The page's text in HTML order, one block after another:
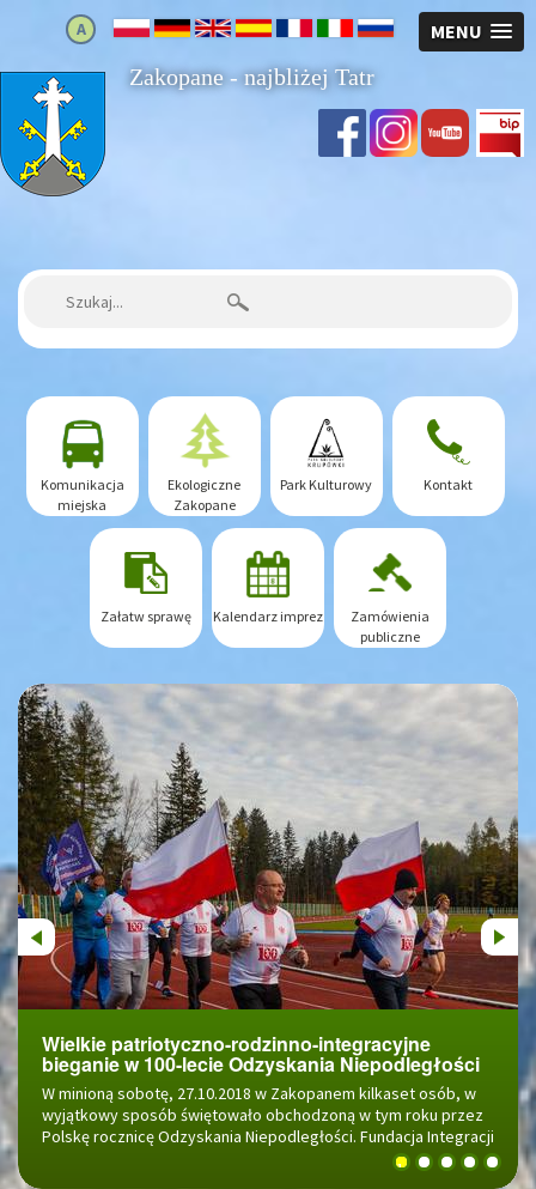
MENU
A
Strona główna Zakopane - najbliżej Tatr
Szukaj:
Komunikacja
miejska
Ekologiczne
Zakopane
Park Kulturowy Kontakt
Załatw sprawę Kalendarz imprez
Zamówienia
publiczne
Wielkie patriotyczno-rodzinno-integracyjne
bieganie w 100-lecie Odzyskania Niepodległości
W minioną sobotę, 27.10.2018 w Zakopanem kilkaset osób, w
wyjątkowy sposób świętowało obchodzoną w tym roku przez
Polskę rocznicę Odzyskania Niepodległości. Fundacja Integracji
Przez Sport Handicap Zakopane i Miejski Ośrodek Sportu i
Uroczyste obchody 100-lecia odzyskania
Niepodległości
Rozpoczynamy 31 października 2018 o godz. 11.00
uroczystościami przy Kwaterze Legionowej na Nowym
Cmentarzu przy ul. Nowotarskiej.
Previous Next
1 2 3 4 5